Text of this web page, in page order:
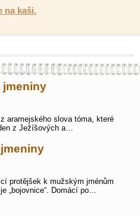
na kaši.
jmeniny
aramejského slova tóma, které
z Ježíšových a…
protějšek k mužským jménům
„bojovnice“. Domácí po…